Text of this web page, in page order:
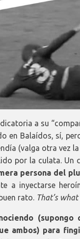
a su
en Balaídos, sí,
(valga otra vez
por la culata. Un
persona del
a inyectarse
rato. That’s
ambos) para